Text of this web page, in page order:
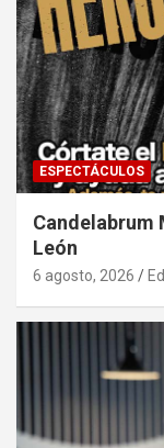
ESPECTÁCULOS
Candelabrum
León
6 agosto, 2026